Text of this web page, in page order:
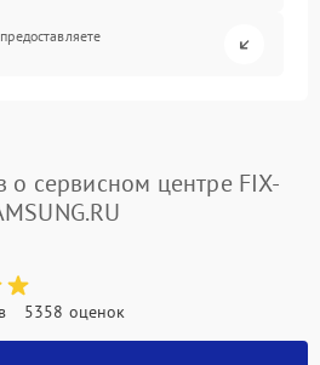
о сервисном центре FIX-
5358 оценок